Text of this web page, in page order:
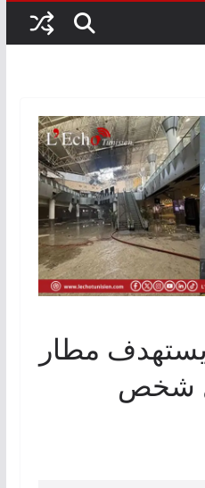
مطار
شخص